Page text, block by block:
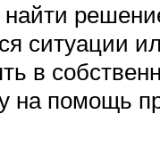
найти
ситуации
в
на помощь